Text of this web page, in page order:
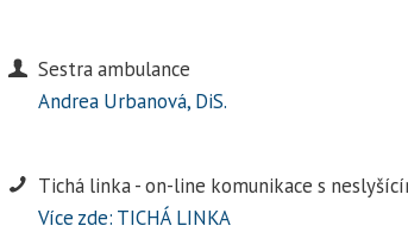
Sestra ambulance
Andrea Urbanová, DiS.
Tichá linka - on-line komunikace s
Více zde: TICHÁ LINKA